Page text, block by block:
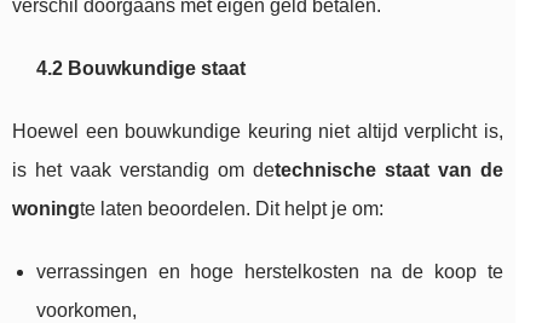
verschil doorgaans met eigen geld betalen.
4.2 Bouwkundige staat
Hoewel een bouwkundige keuring niet altijd verplicht is,
is het vaak verstandig om detechnische staat van de
woningte laten beoordelen. Dit helpt je om:
verrassingen en hoge herstelkosten na de koop te
voorkomen,